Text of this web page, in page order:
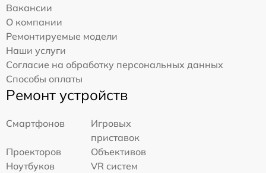
Вакансии
О компании
Ремонтируемые модели
Наши услуги
Согласие на обработку персональных данных
Способы оплаты
Ремонт устройств
Смартфонов
Игровых
приставок
Проекторов
Объективов
Ноутбуков
VR систем